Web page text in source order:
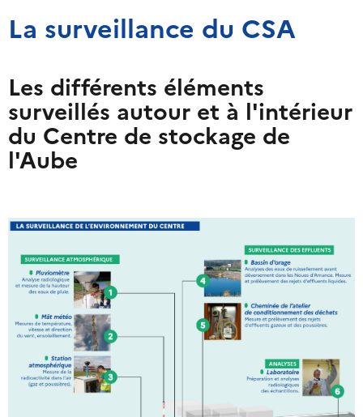
La surveillance du CSA
Les différents éléments
surveillés autour et à l'intérieur
du Centre de stockage de
l'Aube